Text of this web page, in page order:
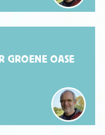
GROENE OASE